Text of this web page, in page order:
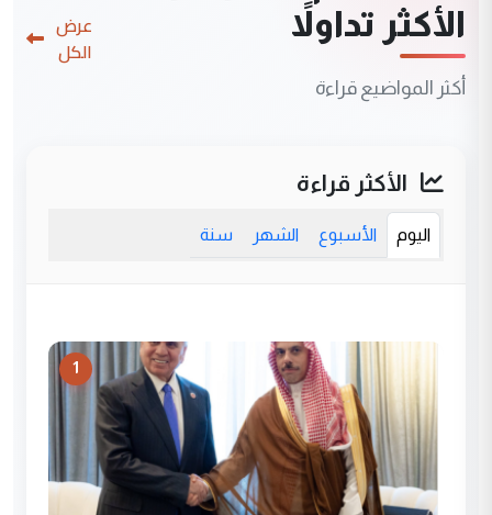
الأكثر تداولاً
أكثر المواضيع قراءة
عرض
الكل
الأكثر قراءة
اليوم الأسبوع الشهر سنة
1